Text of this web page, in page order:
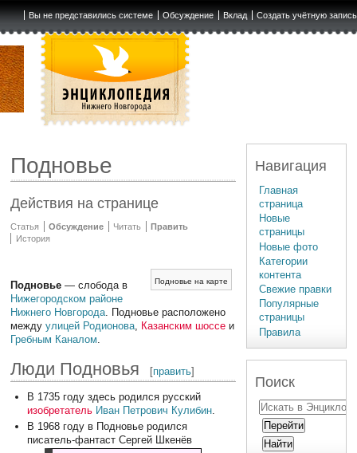
Вы не представились системе Обсуждение Вклад Создать учётную запись
Подновье
Действия на странице
Статья Обсуждение Читать
Править
История
Подновье на карте
Подновье — слобода в
Нижегородском районе
Нижнего Новгорода. Подновье расположено
междуулицей Родионова, Казанским шоссе и
Гребным Каналом.
Люди Подновья [править]
В 1735 году здесь родился русский
изобретатель Иван Петрович Кулибин.
В 1968 году в Подновье родился
писатель-фантаст Сергей Шкенёв
Навигация
Главная
страница
Новые
страницы
Новые фото
Категории
контента
Свежие правки
Популярные
страницы
Правила
Поиск